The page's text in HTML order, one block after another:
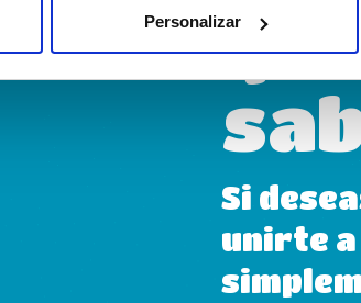
Personalizar
Si
unirte a